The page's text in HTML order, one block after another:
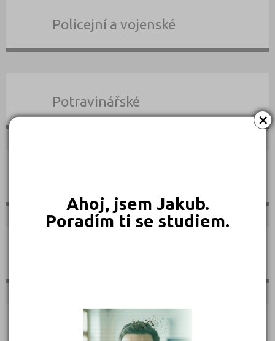
×
Ahoj, jsem Jakub.
Poradím ti se studiem.
Policejní a vojenské
Potravinářské
Technické